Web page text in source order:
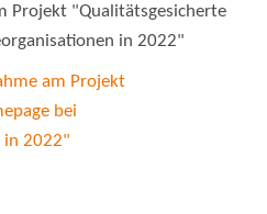
Projekt "Qualitätsgesicherte
in 2022"